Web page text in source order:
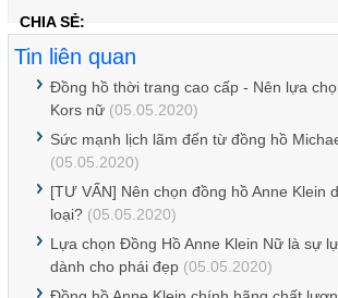
CHIA SẺ:
Tin liên quan
Đồng hồ thời trang cao cấp - Nên lựa
Kors nữ(05.05.2020)
Sức mạnh lịch lãm đến từ đồng hồ
(05.05.2020)
[TƯ VẤN] Nên chọn đồng hồ Anne Klein
loại?(05.05.2020)
Lựa chọn Đồng Hồ Anne Klein Nữ là sự
dành cho phái đẹp(05.05.2020)